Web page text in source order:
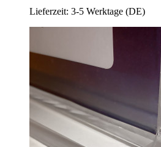
Lieferzeit: 3-5 Werktage (DE)